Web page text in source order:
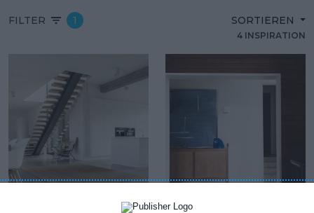
FILTER 1 SORTIEREN
4 INSPIRATION